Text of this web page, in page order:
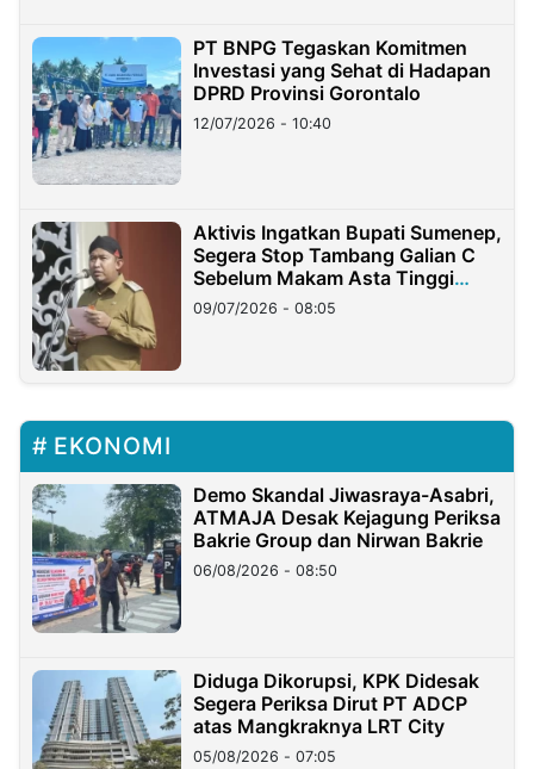
PT BNPG Tegaskan Komitmen
Investasi yang Sehat di Hadapan
DPRD Provinsi Gorontalo
12/07/2026 - 10:40
Aktivis Ingatkan Bupati Sumenep,
Segera Stop Tambang Galian C
Sebelum Makam Asta Tinggi
Longsor
09/07/2026 - 08:05
EKONOMI
Demo Skandal Jiwasraya-Asabri,
ATMAJA Desak Kejagung Periksa
Bakrie Group dan Nirwan Bakrie
06/08/2026 - 08:50
Diduga Dikorupsi, KPK Didesak
Segera Periksa Dirut PT ADCP
atas Mangkraknya LRT City
05/08/2026 - 07:05